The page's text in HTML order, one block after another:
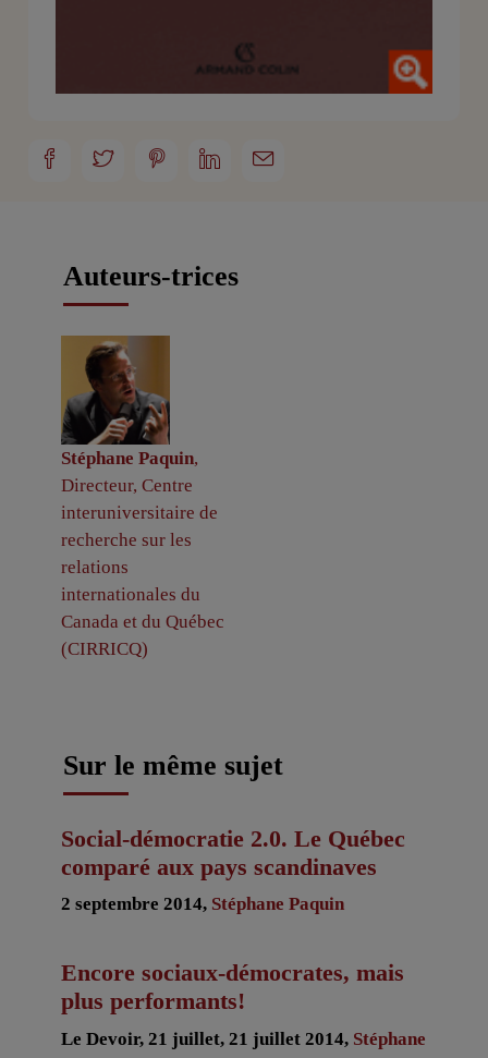
Auteurs-trices
Stéphane Paquin,
Directeur, Centre
interuniversitaire de
recherche sur les
relations
internationales du
Canada et du Québec
(CIRRICQ)
Sur le même sujet
Social-démocratie 2.0. Le Québec
comparé aux pays scandinaves
2 septembre 2014, Stéphane Paquin
Encore sociaux-démocrates, mais
plus performants!
Le Devoir, 21 juillet, 21 juillet 2014, Stéphane